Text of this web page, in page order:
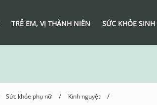
TRẺ EM, VỊ THÀNH NIÊN SỨC KHỎE
Sức khỏe phụ nữ / Kinh nguyệt /